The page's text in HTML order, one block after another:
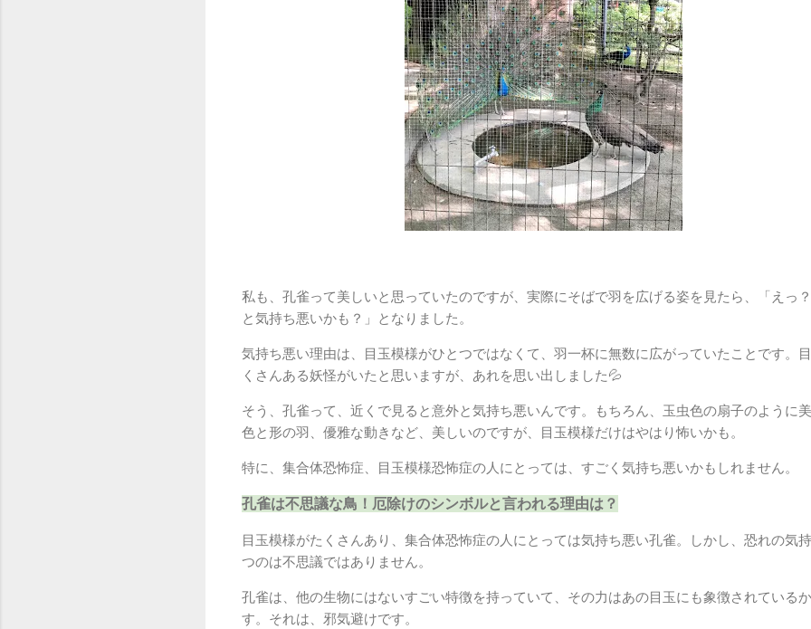
私も、孔雀って美しいと思っていたのですが、実際にそばで羽を広げる姿を見たら、「えっ
と気持ち悪いかも？」となりました。
気持ち悪い理由は、目玉模様がひとつではなくて、羽一杯に無数に広がっていたことです。
くさんある妖怪がいたと思いますが、あれを思い出しました💦
そう、孔雀って、近くで見ると意外と気持ち悪いんです。もちろん、玉虫色の扇子のように
色と形の羽、優雅な動きなど、美しいのですが、目玉模様だけはやはり怖いかも。
特に、集合体恐怖症、目玉模様恐怖症の人にとっては、すごく気持ち悪いかもしれません。
孔雀は不思議な鳥！厄除けのシンボルと言われる理由は？
目玉模様がたくさんあり、集合体恐怖症の人にとっては気持ち悪い孔雀。しかし、恐れの気
つのは不思議ではありません。
孔雀は、他の生物にはないすごい特徴を持っていて、その力はあの目玉にも象徴されている
す。それは、邪気避けです。